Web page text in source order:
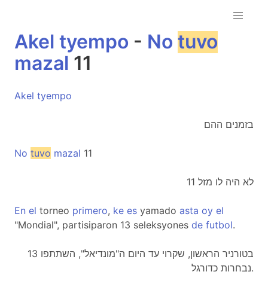
Akel tyempo - No tuvo
mazal 11
Akel tyempo
בזמנים ההם
No tuvo mazal 11
לא היה לו מזל 11
En el torneo primero, ke es yamado asta oy el
"Mondial", partisiparon 13 seleksyones de futbol.
בטורניר הראשון, שקרוי עד היום ה"מונדיאל", השתתפו 13
נבחרות כדורגל.